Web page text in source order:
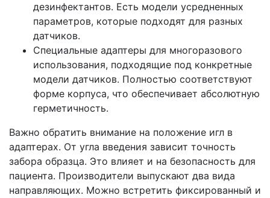
дезинфектантов. Есть модели усредненных
параметров, которые подходят для разных
датчиков.
Специальные адаптеры для многоразового
использования, подходящие под конкретные
модели датчиков. Полностью соответствуют
форме корпуса, что обеспечивает абсолютную
герметичность.
Важно обратить внимание на положение игл в
адаптерах. От угла введения зависит точность
забора образца. Это влияет и на безопасность для
пациента. Производители выпускают два вида
направляющих. Можно встретить фиксированный и